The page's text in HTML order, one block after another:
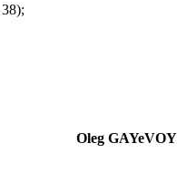
Oleg GAYeVOY